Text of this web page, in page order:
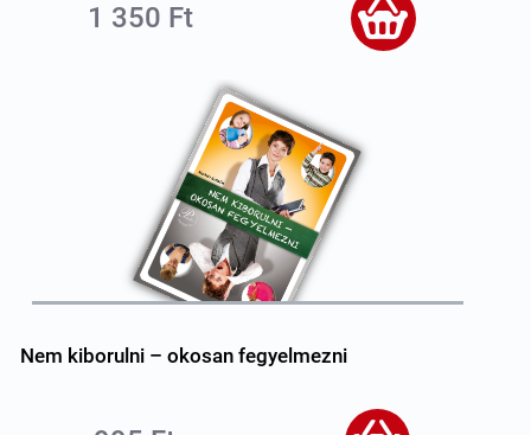
1 350 Ft
Nem kiborulni – okosan fegyelmezni